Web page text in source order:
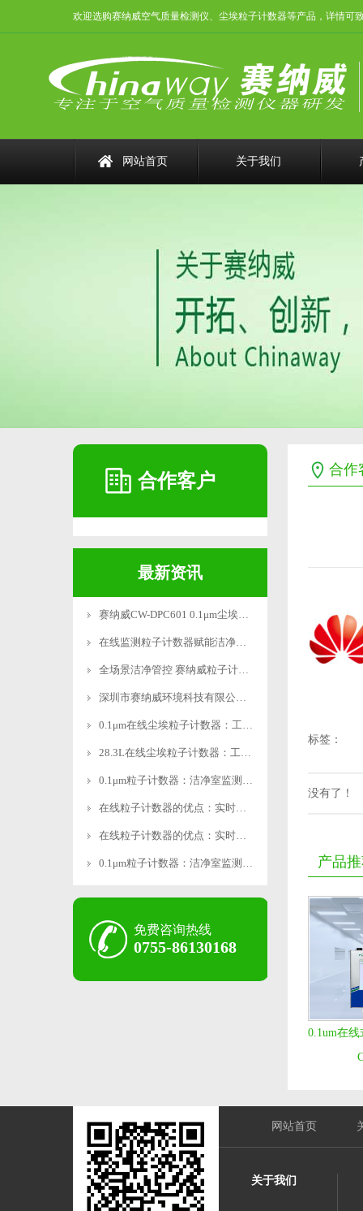
欢迎选购赛纳威空气质量检测仪、尘埃粒子计数器等产品，详情可
网站首页 关于我们
合作客户
最新资讯
赛纳威CW-DPC601 0.1μm尘埃粒子计数器获双权威认证
在线监测粒子计数器赋能洁净车间智能管控
全场景洁净管控 赛纳威粒子计数器覆盖半导体 / 锂电 / 医药 / 航空航天全行业
深圳市赛纳威环境科技有限公司携创新产品 “0.1um在线尘埃粒子计数器” 闪耀 2025 亚太洁净展
0.1μm在线尘埃粒子计数器：工业级精密监测新标杆
28.3L在线尘埃粒子计数器：工业级精准监测，智能操作
0.1μm粒子计数器：洁净室监测的精密利器
在线粒子计数器的优点：实时监测，精准高效
在线粒子计数器的优点：实时监测，精准高效
0.1μm粒子计数器：洁净室监测的精密利器
免费咨询热线
0755-86130168
合作
标签：
没有了！
产品
0.1um在
网站首页
关于我们